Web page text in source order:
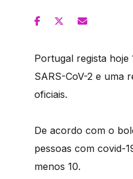
Portugal regista hoje
SARS-CoV-2 e uma
oficiais.
De acordo com o
pessoas com covid-
menos 10.